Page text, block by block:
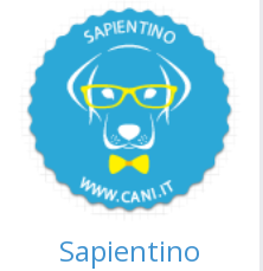
Sapientino